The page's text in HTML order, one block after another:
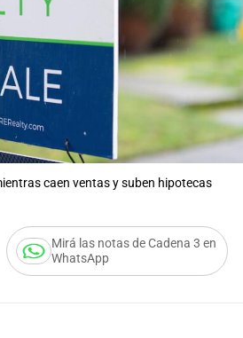
caen ventas y suben hipotecas
Mirá las notas de Cadena 3 en
WhatsApp